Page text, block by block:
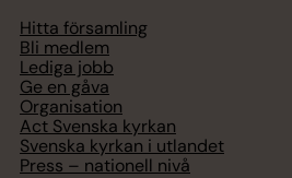
Hitta församling
Bli medlem
Lediga jobb
Ge en gåva
Organisation
Act Svenska kyrkan
Svenska kyrkan i utlandet
Press – nationell nivå